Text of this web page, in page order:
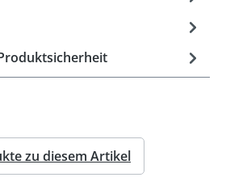
zu diesem Artikel